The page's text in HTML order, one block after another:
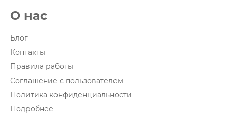
О нас
Блог
Контакты
Правила работы
Соглашение с пользователем
Политика конфиденциальности
Подробнее